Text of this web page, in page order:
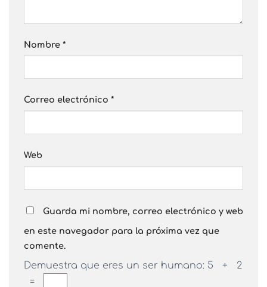
Nombre *
Correo electrónico *
Web
Guarda mi nombre, correo electrónico y web
en este navegador para la próxima vez que
comente.
Demuestra que eres un ser humano: 5 + 2
=